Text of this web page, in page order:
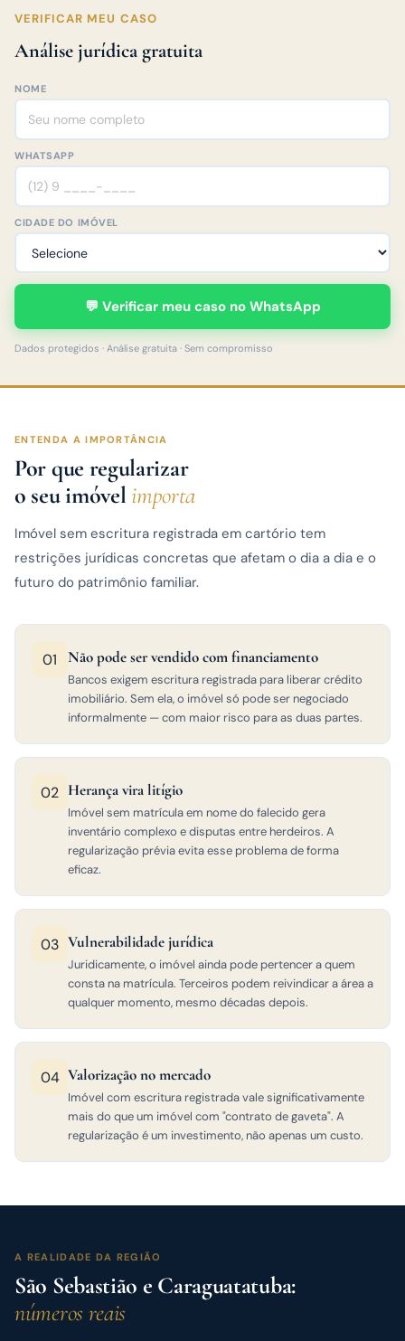
VERIFICAR MEU CASO
Análise jurídica gratuita
NOME
WHATSAPP
CIDADE DO IMÓVEL
💬 Verificar meu caso no WhatsApp
Dados protegidos · Análise gratuita · Sem compromisso
ENTENDA A IMPORTÂNCIA
Por que regularizar
o seu imóvel importa
Imóvel sem escritura registrada em cartório tem
restrições jurídicas concretas que afetam o dia a dia e o
futuro do patrimônio familiar.
01 Não pode ser vendido com financiamento
Bancos exigem escritura registrada para liberar crédito
imobiliário. Sem ela, o imóvel só pode ser negociado
informalmente — com maior risco para as duas partes.
02 Herança vira litígio
Imóvel sem matrícula em nome do falecido gera
inventário complexo e disputas entre herdeiros. A
regularização prévia evita esse problema de forma
eficaz.
03 Vulnerabilidade jurídica
Juridicamente, o imóvel ainda pode pertencer a quem
consta na matrícula. Terceiros podem reivindicar a área a
qualquer momento, mesmo décadas depois.
04 Valorização no mercado
Imóvel com escritura registrada vale significativamente
mais do que um imóvel com "contrato de gaveta". A
regularização é um investimento, não apenas um custo.
A REALIDADE DA REGIÃO
São Sebastião e Caraguatatuba:
números reais